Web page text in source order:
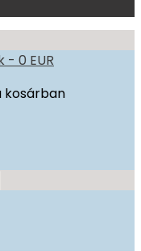
- 0 EUR
kosárban